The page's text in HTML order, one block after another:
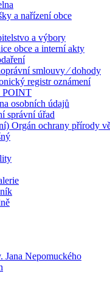
a nařízení obce
a výbory
obce a interní akty
smlouvy ⁄ dohody
registr oznámení
POINT
osobních údajů
správní úřad
Orgán ochrany přírody
Jana Nepomuckého